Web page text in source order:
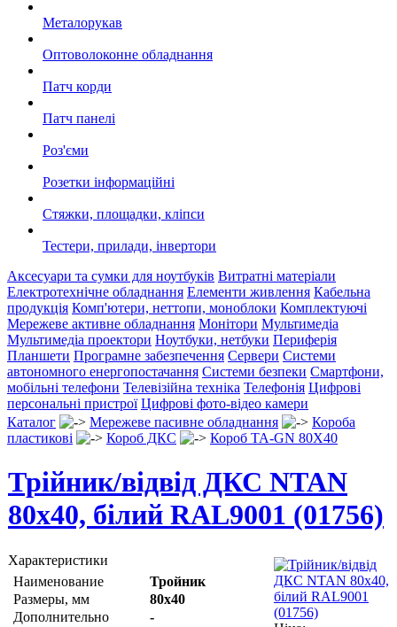
Металорукав
Оптоволоконне обладнання
Патч корди
Патч панелі
Роз'єми
Розетки інформаційні
Стяжки, площадки, кліпси
Тестери, прилади, інвертори
Аксесуари та сумки для ноутбуків Витратні матеріали
Електротехнічне обладнання Елементи живлення Кабельна
продукція Комп'ютери, неттопи, моноблоки Комплектуючі
Мережеве активне обладнання Монітори Мультимедіа
Мультимедіа проектори Ноутбуки, нетбуки Периферія
Планшети Програмне забезпечення Сервери Системи
автономного енергопостачання Системи безпеки Смартфони,
мобільні телефони Телевізійна техніка Телефонія Цифрові
персональні пристрої Цифрові фото-відео камери
Каталог
Мережеве пасивне обладнання
Короба
пластикові
Короб ДКС Короб TA-GN 80X40
Трійник/відвід ДКС NTAN
80x40, білий RAL9001 (01756)
Характеристики
Наименование
Тройник
Размеры, мм
80х40
Дополнительно
-